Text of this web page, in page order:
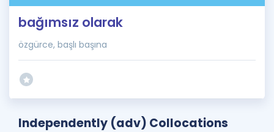
bağımsız olarak
özgürce, başlı başına
Independently (adv) Collocations